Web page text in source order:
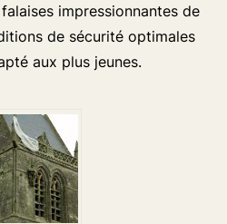
impressionnantes de
de sécurité optimales
aux plus jeunes.